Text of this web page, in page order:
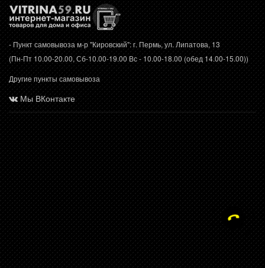
- Пункт самовывоза м-р "Кировский": г. Пермь, ул. Липатова, 13
(Пн-Пт 10.00-20.00, Сб-10.00-19.00 Вс - 10.00-18.00 (обед 14.00-15.00))
Другие пункты самовывоза
Мы ВКонтакте